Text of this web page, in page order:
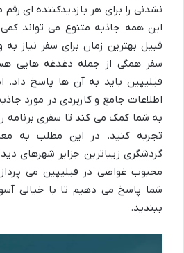
نشدنی را برای هر بازدیدکننده ای
این همه جاذبه متنوع می تواند کمی
قبیل بهترین زمان برای سفر نیاز
سفر همگی از جمله دغدغه هایی
فیلیپین باید به آن ها پاسخ داد.
اطلاعات جامع و کاربردی در مورد
به شما کمک می کند تا سفری
تجربه کنید. در این مطلب به
گردشگری زیباترین جزایر شهرهای
محبوب غواصی در فیلیپین می
شما پاسخ می دهیم تا با خیالی
ببندید.